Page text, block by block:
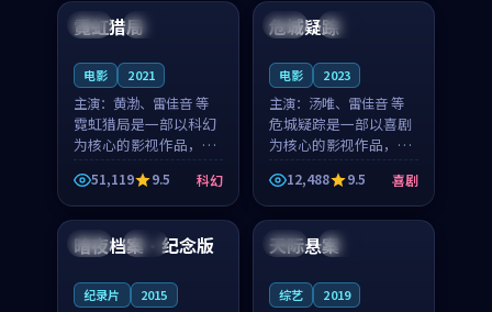
日本 杜比
霓虹猎局
电影 2021
主演： 黄渤、雷佳音 等
霓虹猎局是一部以科幻
为核心的影视作品，围
绕危机、反转与人物成
长展开，整体节奏紧
凑，值得推荐观看。
51,119 9.5 科幻
中国 独播
危城疑踪
电影 2023
主演： 汤唯、雷佳音 等
危城疑踪是一部以喜剧
为核心的影视作品，围
绕危机、反转与人物成
长展开，整体节奏紧
凑，值得推荐观看。
12,488 9.5 喜剧
中国 完结
暗夜档案·纪念版
纪录片 2015
泰国 热播
天际悬案
综艺 2019